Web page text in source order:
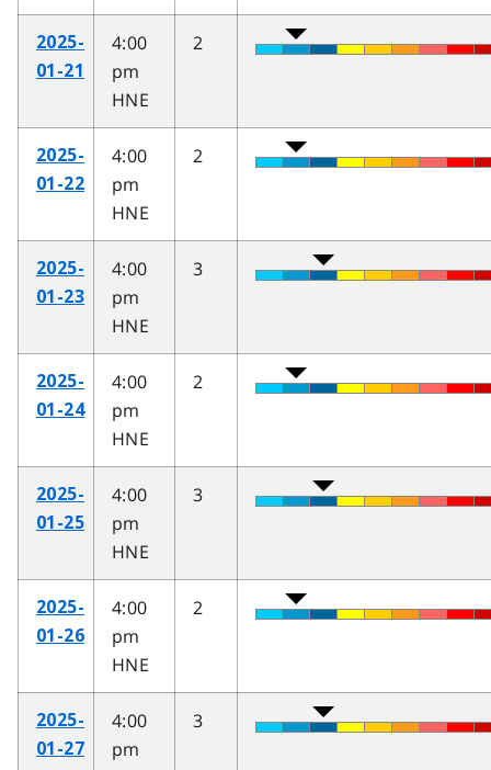
2025-
01-21
4:00
pm
HNE
2
2025-
01-22
4:00
pm
HNE
2
2025-
01-23
4:00
pm
HNE
3
2025-
01-24
4:00
pm
HNE
2
2025-
01-25
4:00
pm
HNE
3
2025-
01-26
4:00
pm
HNE
2
2025-
01-27
4:00
pm
3